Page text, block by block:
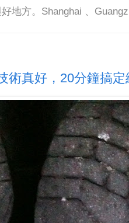
地方。Shanghai 、
術真好，20分鐘搞